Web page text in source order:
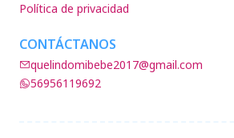
Política de privacidad
CONTÁCTANOS
quelindomibebe2017@gmail.com
56956119692